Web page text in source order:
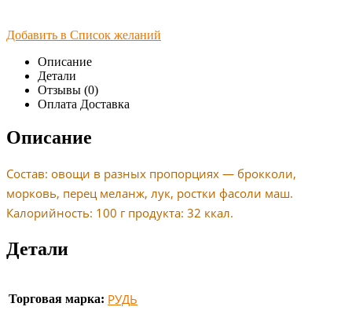
Добавить в Список желаний
Описание
Детали
Отзывы (0)
Оплата Доставка
Описание
Состав: овощи в разных пропорциях — брокколи,
морковь, перец меланж, лук, ростки фасоли маш.
Калорийность: 100 г продукта: 32 ккал.
Детали
Торговая марка: РУДЬ